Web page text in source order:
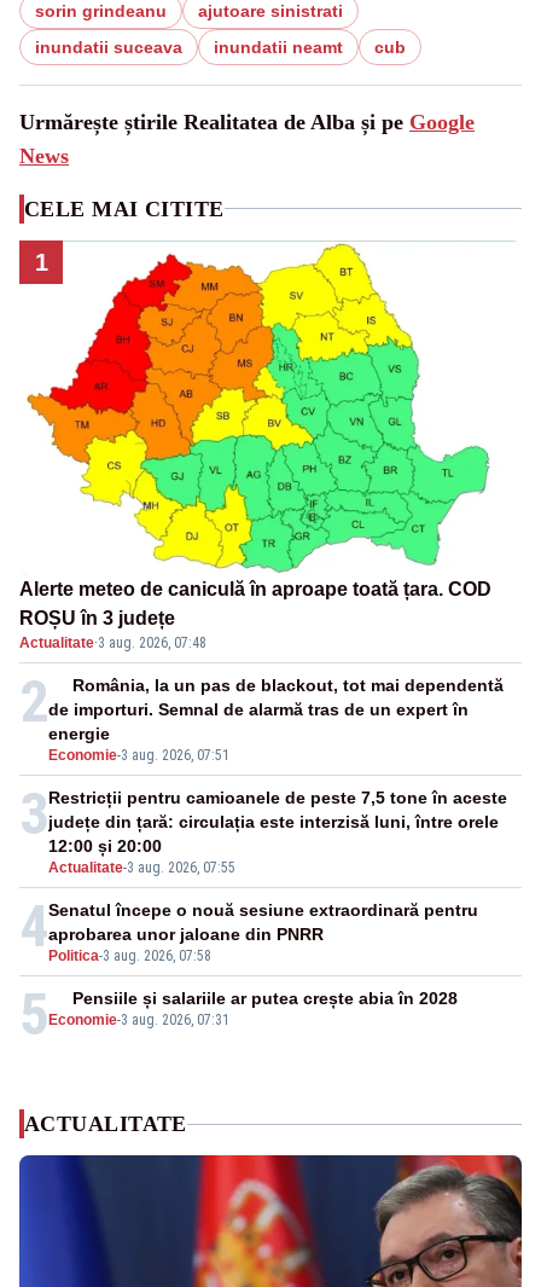
sorin grindeanu
ajutoare sinistrati
inundatii suceava
inundatii neamt cub
Urmărește știrile Realitatea de Alba și pe Google
News
CELE MAI CITITE
1
Alerte meteo de caniculă în aproape toată țara. COD
ROȘU în 3 județe
Actualitate·3 aug. 2026, 07:48
2
Economie-3 aug. 2026, 07:51
România, la un pas de blackout, tot mai dependentă
de importuri. Semnal de alarmă tras de un expert în
energie
3
Actualitate-3 aug. 2026, 07:55
Restricții pentru camioanele de peste 7,5 tone în aceste
județe din țară: circulația este interzisă luni, între orele
12:00 și 20:00
4 Politica-3 aug. 2026, 07:58
Senatul începe o nouă sesiune extraordinară pentru
aprobarea unor jaloane din PNRR
5 Economie-3 aug. 2026, 07:31
Pensiile și salariile ar putea crește abia în 2028
ACTUALITATE